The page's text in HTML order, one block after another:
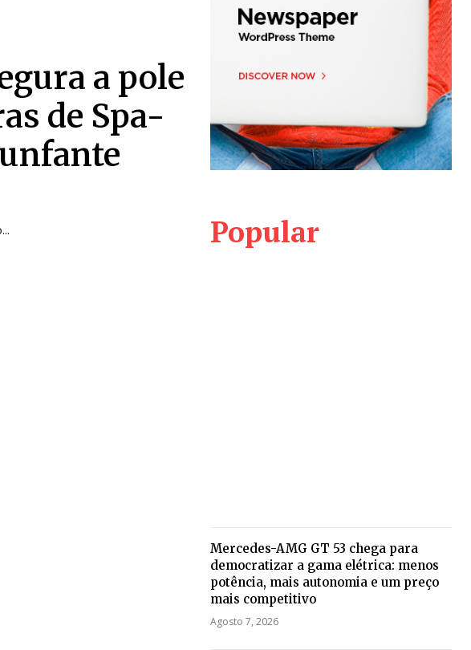
a pole
de Spa-
Popular
Mercedes-AMG GT 53 chega para
democratizar a gama elétrica: menos
potência, mais autonomia e um preço
mais competitivo
Agosto 7, 2026